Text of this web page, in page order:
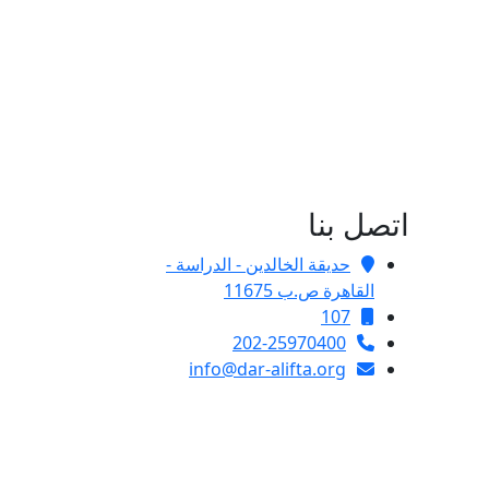
اتصل بنا
حديقة الخالدين - الدراسة -
القاهرة ص.ب 11675
107
202-25970400
info@dar-alifta.org